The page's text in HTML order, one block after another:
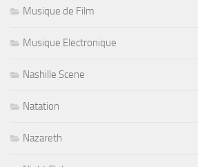
Musique de Film
Musique Electronique
Nashille Scene
Natation
Nazareth